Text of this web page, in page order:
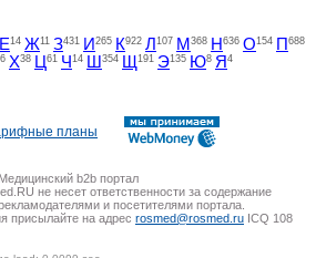
Е14 Ж11 З431 И 265 К922 Л 107 М 368 Н 636 О154 П 688
Х38 Ц 61 Ч 14 Ш 354 Щ 191 Э135 Ю8 Я 4
планы
b2b портал
не несет ответственности за содержание
и посетителями портала.
присылайте на адрес rosmed@rosmed.ru ICQ 108